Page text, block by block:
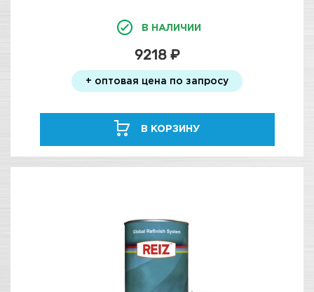
В НАЛИЧИИ
9218 ₽
+ оптовая цена по запросу
В КОРЗИНУ